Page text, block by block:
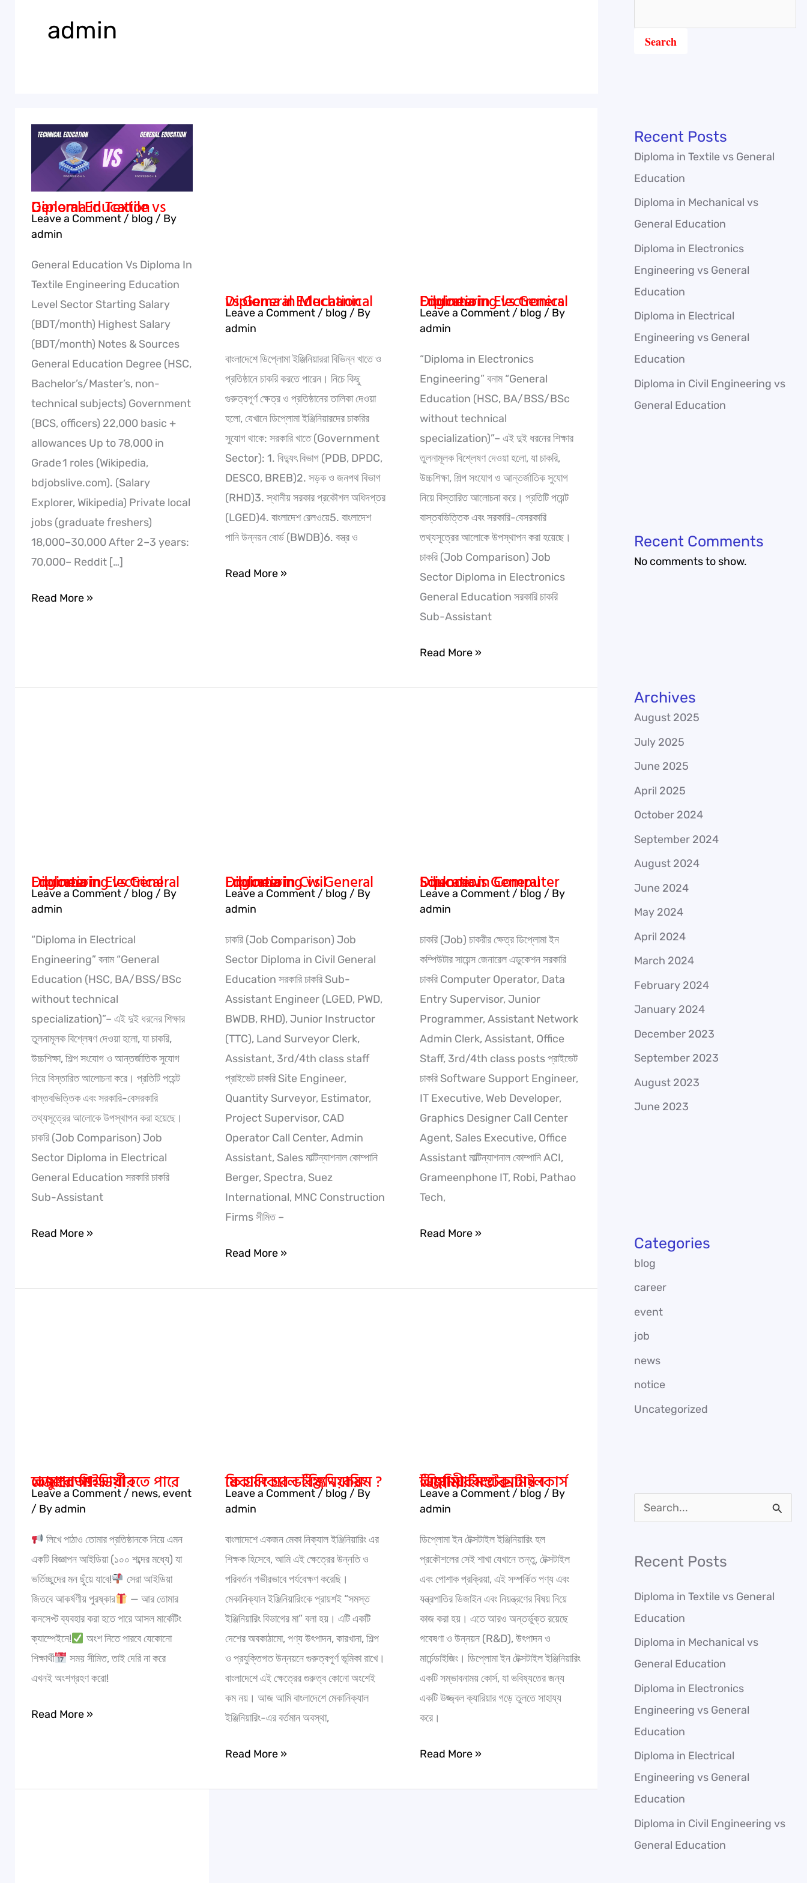
admin
Diploma in Textile vs General Education
Leave a Comment / blog / By
admin
General Education Vs Diploma In
Textile Engineering Education
Level Sector Starting Salary
(BDT/month) Highest Salary
(BDT/month) Notes & Sources
General Education Degree (HSC,
Bachelor’s/Master’s, non-
technical subjects) Government
(BCS, officers) 22,000 basic +
allowances Up to 78,000 in
Grade 1 roles (Wikipedia,
bdjobslive.com). (Salary
Explorer, Wikipedia) Private local
jobs (graduate freshers)
18,000–30,000 After 2–3 years:
70,000– Reddit […]
Diploma
Textile
vs
General
Education
Read More »
Diploma in Mechanical vs General Education
Leave a Comment / blog / By
admin
বাংলাদেশে ডিপ্লোমা ইঞ্জিনিয়াররা বিভিন্ন খাতে ও
প্রতিষ্ঠানে চাকরি করতে পারেন। নিচে কিছু
গুরুত্বপূর্ণ ক্ষেত্র ও প্রতিষ্ঠানের তালিকা দেওয়া
হলো, যেখানে ডিপ্লোমা ইঞ্জিনিয়ারদের চাকরির
সুযোগ থাকে: সরকারি খাতে (Government
Sector): 1. বিদ্যুৎ বিভাগ (PDB, DPDC,
DESCO, BREB)2. সড়ক ও জনপথ বিভাগ
(RHD)3. স্থানীয় সরকার প্রকৌশল অধিদপ্তর
(LGED)4. বাংলাদেশ রেলওয়ে5. বাংলাদেশ
পানি উন্নয়ন বোর্ড (BWDB)6. বস্ত্র ও
Read More »
Diploma in Electronics Engineering vs General Education
Leave a Comment/ blog / By
admin
“Diploma in Electronics
Engineering” বনাম “General
Education (HSC, BA/BSS/BSc
without technical
specialization)”– এই দুই ধরনের শিক্ষার
তুলনামূলক বিশ্লেষণ দেওয়া হলো, যা চাকরি,
উচ্চশিক্ষা, শিল্প সংযোগ ও আন্তর্জাতিক সুযোগ
নিয়ে বিস্তারিত আলোচনা করে। প্রতিটি পয়েন্ট
বাস্তবভিত্তিক এবং সরকারি-বেসরকারি
তথ্যসূত্রের আলোকে উপস্থাপন করা হয়েছে।
চাকরি (Job Comparison) Job
Sector Diploma in Electronics
General Education সরকারি চাকরি
Sub-Assistant
Read More »
Diploma in Electrical Engineering vs General Education
Leave a Comment / blog / By
admin
“Diploma in Electrical
Engineering” বনাম “General
Education (HSC, BA/BSS/BSc
without technical
specialization)”– এই দুই ধরনের শিক্ষার
তুলনামূলক বিশ্লেষণ দেওয়া হলো, যা চাকরি,
উচ্চশিক্ষা, শিল্প সংযোগ ও আন্তর্জাতিক সুযোগ
নিয়ে বিস্তারিত আলোচনা করে। প্রতিটি পয়েন্ট
বাস্তবভিত্তিক এবং সরকারি-বেসরকারি
তথ্যসূত্রের আলোকে উপস্থাপন করা হয়েছে।
চাকরি (Job Comparison) Job
Sector Diploma in Electrical
General Education সরকারি চাকরি
Sub-Assistant
Read More »
Diploma in Civil Engineering vs General Education
Leave a Comment / blog / By
admin
চাকরি (Job Comparison) Job
Sector Diploma in Civil General
Education সরকারি চাকরি Sub-
Assistant Engineer (LGED, PWD,
BWDB, RHD), Junior Instructor
(TTC), Land Surveyor Clerk,
Assistant, 3rd/4th class staff
প্রাইভেট চাকরি Site Engineer,
Quantity Surveyor, Estimator,
Project Supervisor, CAD
Operator Call Center, Admin
Assistant, Sales মাল্টিন্যাশনাল কোম্পানি
Berger, Spectra, Suez
International, MNC Construction
Firms সীমিত –
Read More »
Diploma in Computer Science vs General Education
Leave a Comment / blog / By
admin
চাকরি (Job) চাকরীর ক্ষেত্র ডিপ্লোমা ইন
কম্পিউটার সায়েন্স জেনারেল এডুকেশন সরকারি
চাকরি Computer Operator, Data
Entry Supervisor, Junior
Programmer, Assistant Network
Admin Clerk, Assistant, Office
Staff, 3rd/4th class posts প্রাইভেট
চাকরি Software Support Engineer,
IT Executive, Web Developer,
Graphics Designer Call Center
Agent, Sales Executive, Office
Assistant মাল্টিন্যাশনাল কোম্পানি ACI,
Grameenphone IT, Robi, Pathao
Tech,
Read More »
তোমার আইডিয়া হতে পারে হাজারো শিক্ষার্থীর অনুপ্রেরণা!
Leave a Comment/ news,event
/ Byadmin
লিখে পাঠাও তোমার প্রতিষ্ঠানকে নিয়ে এমন
একটি বিজ্ঞাপন আইডিয়া (১০০ শব্দের মধ্যে) যা
ভর্তিচ্ছুদের মন ছুঁয়ে যাবে!
সেরা আইডিয়া
জিতবে আকর্ষণীয় পুরষ্কার
— আর তোমার
কনসেপ্ট ব্যবহার করা হতে পারে আসল মার্কেটিং
ক্যাম্পেইনে!
অংশ নিতে পারবে যেকোনো
শিক্ষার্থী
সময় সীমিত, তাই দেরি না করে
এখনই অংশগ্রহণ করো!
Read More »
মেকানিক্যাল ইঞ্জিনিয়ারিং কি এবং এর ভবিষ্যৎ কেমন ?
Leave a Comment / blog / By
admin
বাংলাদেশে একজন মেকা নিক্যাল ইঞ্জিনিয়ারিং এর
শিক্ষক হিসেবে, আমি এই ক্ষেত্রের উন্নতি ও
পরিবর্তন গভীরভাবে পর্যবেক্ষণ করেছি।
মেকানিক্যাল ইঞ্জিনিয়ারিংকে প্রায়শই “সমস্ত
ইঞ্জিনিয়ারিং বিভাগের মা” বলা হয়। এটি একটি
দেশের অবকাঠামো, পণ্য উৎপাদন, কারখানা, শিল্প
ও প্রযুক্তিগত উন্নয়নে গুরুত্বপূর্ণ ভূমিকা রাখে।
বাংলাদেশে এই ক্ষেত্রের গুরুত্ব কোনো অংশেই
কম নয়। আজ আমি বাংলাদেশে মেকানিক্যাল
ইঞ্জিনিয়ারিং-এর বর্তমান অবস্থা,
Read More »
আগামীর সম্ভাবনাময় কোর্স ডিপ্লোমা ইন টেক্সটাইল ইঞ্জিনিয়ারিং
Leave a Comment/ blog / By
admin
ডিপ্লোমা ইন টেক্সটাইল ইঞ্জিনিয়ারিং হল
প্রকৌশলের সেই শাখা যেখানে তন্তু, টেক্সটাইল
এবং পোশাক প্রক্রিয়া, এই সম্পর্কিত পণ্য এবং
যন্ত্রপাতির ডিজাইন এবং নিয়ন্ত্রণের বিষয় নিয়ে
কাজ করা হয়। এতে আরও অন্তর্ভুক্ত রয়েছে
গবেষণা ও উন্নয়ন (R&D), উৎপাদন ও
মার্চেন্ডাইজিং। ডিপ্লোমা ইন টেক্সটাইল ইঞ্জিনিয়ারিং
একটি সম্ভাবনাময় কোর্স, যা ভবিষ্যতের জন্য
একটি উজ্জ্বল ক্যারিয়ার গড়ে তুলতে সাহায্য
করে।
Read More »
Search
Recent Posts
Diploma in Textile vs General
Education
Diploma in Mechanical vs
General Education
Diploma in Electronics
Engineering vs General
Education
Diploma in Electrical
Engineering vs General
Education
Diploma in Civil Engineering vs
General Education
Recent Comments
No comments to show.
Archives
August 2025
July 2025
June 2025
April 2025
October 2024
September 2024
August 2024
June 2024
May 2024
April 2024
March 2024
February 2024
January 2024
December 2023
September 2023
August 2023
June 2023
Categories
blog
career
event
job
news
notice
Uncategorized
a
c
h
f
o
r
:
Recent Posts
Diploma in Textile vs General
Education
Diploma in Mechanical vs
General Education
Diploma in Electronics
Engineering vs General
Education
Diploma in Electrical
Engineering vs General
Education
Diploma in Civil Engineering vs
General Education